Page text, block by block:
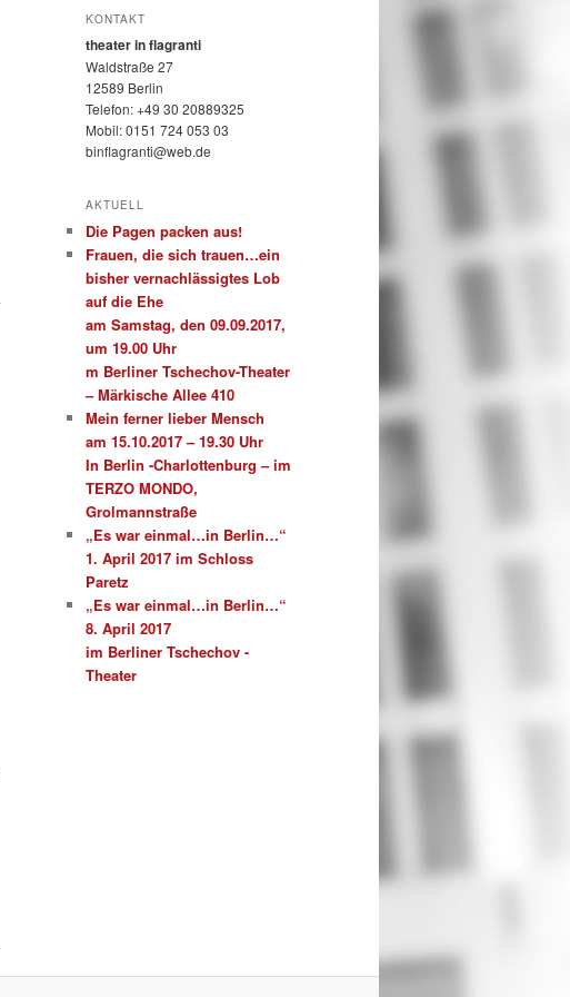
h
n
KONTAKT
theater in flagranti
Waldstraße 27
12589 Berlin
Telefon: +49 30 20889325
Mobil: 0151 724 053 03
binflagranti@web.de
AKTUELL
Die Pagen packen aus!
Frauen, die sich trauen…ein
bisher vernachlässigtes Lob
auf die Ehe
am Samstag, den 09.09.2017,
um 19.00 Uhr
m Berliner Tschechov-Theater
– Märkische Allee 410
Mein ferner lieber Mensch
am 15.10.2017 – 19.30 Uhr
In Berlin -Charlottenburg – im
TERZO MONDO,
Grolmannstraße
„Es war einmal…in Berlin…“
1. April 2017 im Schloss
Paretz
„Es war einmal…in Berlin…“
8. April 2017
im Berliner Tschechov -
Theater